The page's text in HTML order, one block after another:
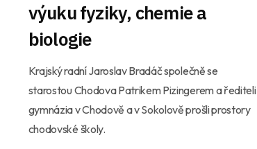
výuku fyziky, chemie a
biologie
Krajský radní Jaroslav Bradáč společně se
starostou Chodova Patrikem Pizingerem a řediteli
gymnázia v Chodově a v Sokolově prošli prostory
chodovské školy.